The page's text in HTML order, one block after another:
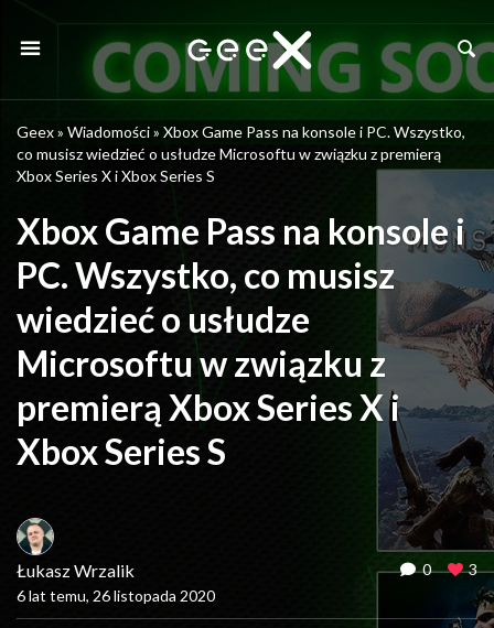
Geex» Wiadomości» Xbox Game Pass na konsole i PC. Wszystko,
co musisz wiedzieć o usłudze Microsoftu w związku z premierą
Xbox Series X i Xbox Series S
Xbox Game Pass na konsole i
PC. Wszystko, co musisz
wiedzieć o usłudze
Microsoftu w związku z
premierą Xbox Series X i
Xbox Series S
Łukasz Wrzalik
6 lat temu, 26 listopada 2020
0 3